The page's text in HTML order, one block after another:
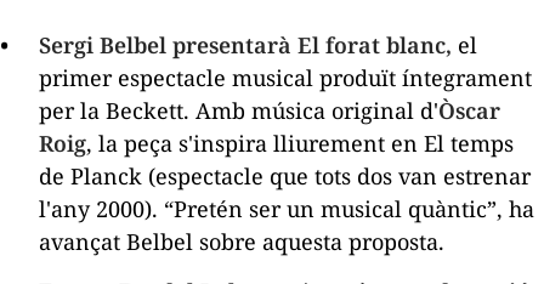
Sergi Belbel presentarà El forat blanc, el
primer espectacle musical produït íntegrament
per la Beckett. Amb música original d'Òscar
Roig, la peça s'inspira lliurement en El temps
de Planck (espectacle que tots dos van estrenar
l'any 2000). “Pretén ser un musical quàntic”, ha
avançat Belbel sobre aquesta proposta.